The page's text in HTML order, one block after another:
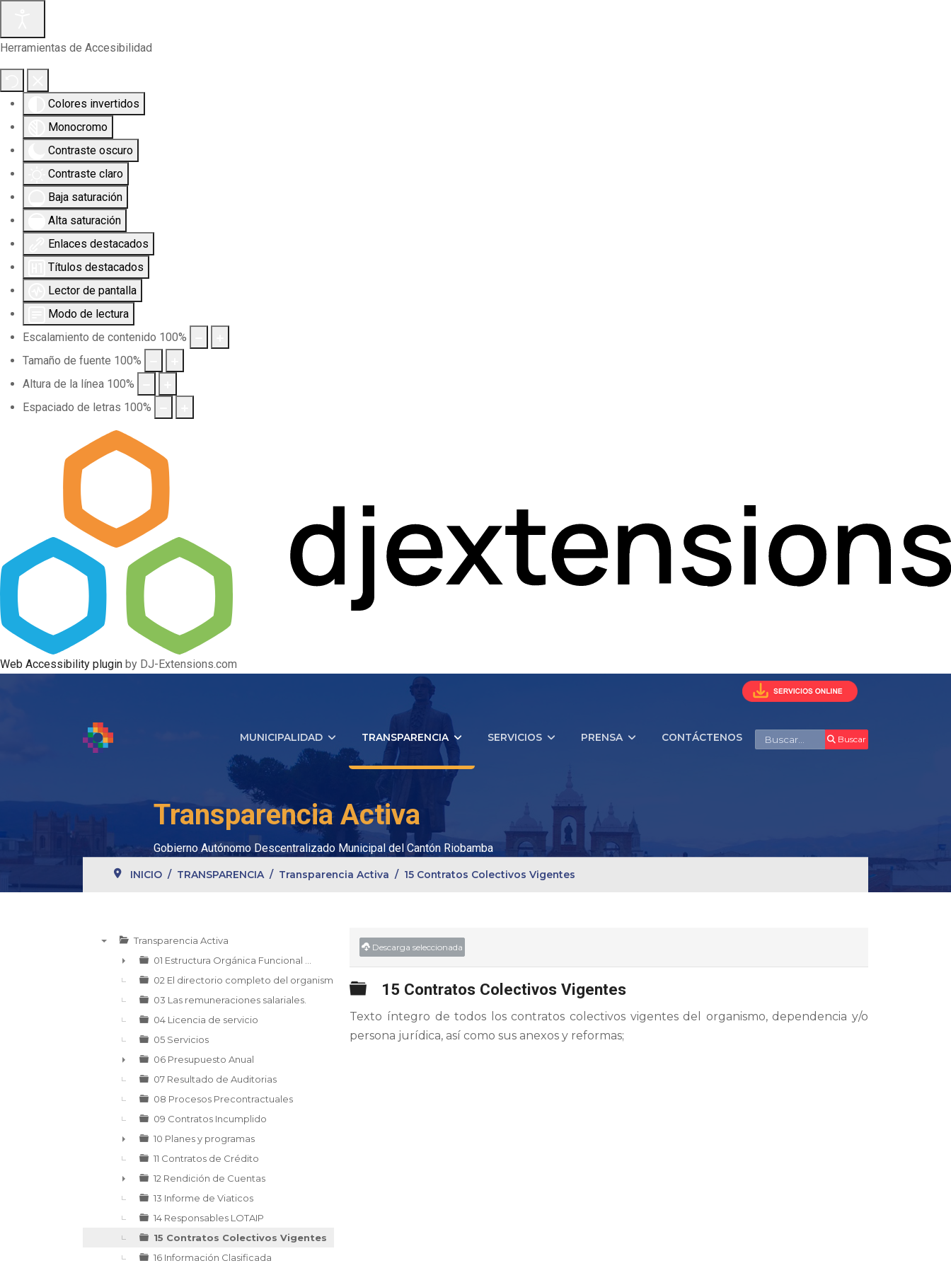
Herramientas de Accesibilidad
Colores invertidos
Monocromo
Contraste oscuro
Contraste claro
Baja saturación
Alta saturación
Enlaces destacados
Títulos destacados
Lector de pantalla
Modo de lectura
Escalamiento de contenido 100%
Tamaño de fuente 100%
Altura de la línea 100%
Espaciado de letras 100%
Web Accessibility plugin by DJ-Extensions.com
MUNICIPALIDAD TRANSPARENCIA SERVICIOS PRENSA CONTÁCTENOS Buscar Buscar
Transparencia Activa
Gobierno Autónomo Descentralizado Municipal del Cantón Riobamba
INICIO TRANSPARENCIA Transparencia Activa 15 Contratos Colectivos Vigentes
Transparencia Activa
►
01 Estructura Orgánica Funcional ...
02 El directorio completo del organismo,
03 Las remuneraciones salariales.
04 Licencia de servicio
05 Servicios
►
06 Presupuesto Anual
07 Resultado de Auditorias
08 Procesos Precontractuales
09 Contratos Incumplido
►
10 Planes y programas
11 Contratos de Crédito
►
12 Rendición de Cuentas
13 Informe de Viaticos
14 Responsables LOTAIP
15 Contratos Colectivos Vigentes
16 Información Clasificada
Descarga seleccionada
Carpeta
15 Contratos Colectivos Vigentes
Texto íntegro de todos los contratos colectivos vigentes del organismo, dependencia y/o
persona jurídica, así como sus anexos y reformas;